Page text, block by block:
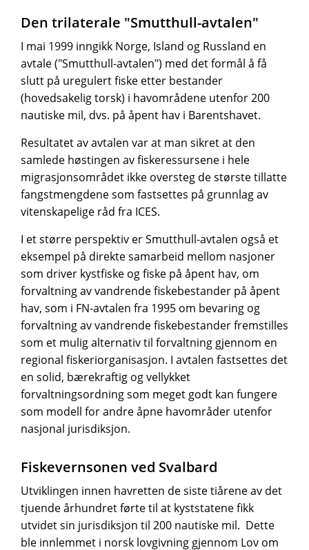
Den trilaterale "Smutthull-avtalen"
I mai 1999 inngikk Norge, Island og Russland en
avtale ("Smutthull-avtalen") med det formål å få
slutt på uregulert fiske etter bestander
(hovedsakelig torsk) i havområdene utenfor 200
nautiske mil, dvs. på åpent hav i Barentshavet.
Resultatet av avtalen var at man sikret at den
samlede høstingen av fiskeressursene i hele
migrasjonsområdet ikke oversteg de største tillatte
fangstmengdene som fastsettes på grunnlag av
vitenskapelige råd fra ICES.
I et større perspektiv er Smutthull-avtalen også et
eksempel på direkte samarbeid mellom nasjoner
som driver kystfiske og fiske på åpent hav, om
forvaltning av vandrende fiskebestander på åpent
hav, som i FN-avtalen fra 1995 om bevaring og
forvaltning av vandrende fiskebestander fremstilles
som et mulig alternativ til forvaltning gjennom en
regional fiskeriorganisasjon. I avtalen fastsettes det
en solid, bærekraftig og vellykket
forvaltningsordning som meget godt kan fungere
som modell for andre åpne havområder utenfor
nasjonal jurisdiksjon.
Fiskevernsonen ved Svalbard
Utviklingen innen havretten de siste tiårene av det
tjuende århundret førte til at kyststatene fikk
utvidet sin jurisdiksjon til 200 nautiske mil. Dette
ble innlemmet i norsk lovgivning gjennom Lov om